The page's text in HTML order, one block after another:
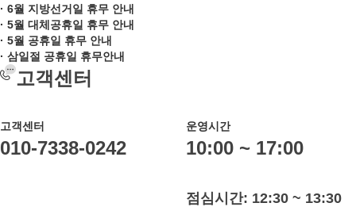
· 6월 지방선거일 휴무 안내
· 5월 대체공휴일 휴무 안내
· 5월 공휴일 휴무 안내
· 삼일절 공휴일 휴무안내
고객센터
고객센터
010-7338-0242
운영시간
10:00 ~ 17:00
점심시간: 12:30 ~ 13:30